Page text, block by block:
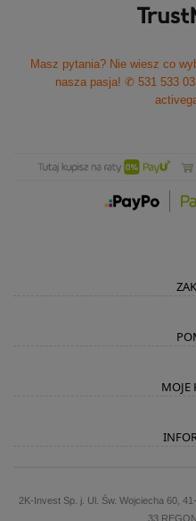
Masz pytania? Nie wiesz co
nasza pasja! ✆ 531 533
MOJE
2K-Invest Sp. j. Ul. Św. Wojciecha 60,
33